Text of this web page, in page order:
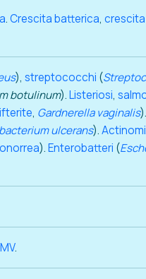
.Crescita batterica,
), streptococchi (
botulinum).Listeriosi,
, Gardnerella vaginalis).
ulcerans).
).Enterobatteri (
.